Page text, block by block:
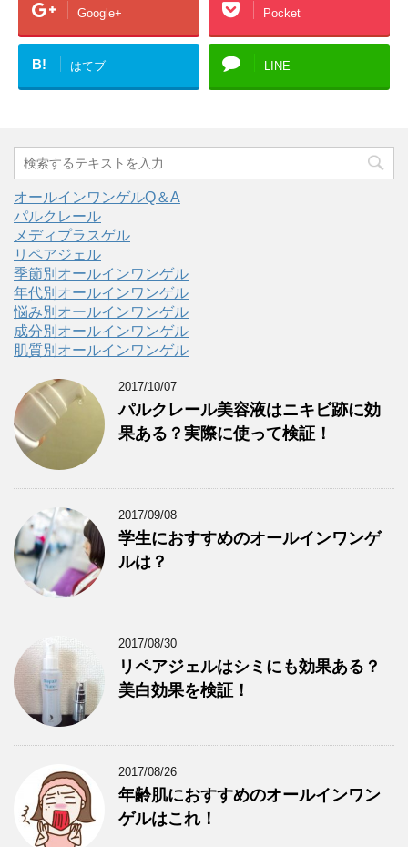
Google+ Pocket
B! はてブ LINE
オールインワンゲルQ＆A
パルクレール
メディプラスゲル
リペアジェル
季節別オールインワンゲル
年代別オールインワンゲル
悩み別オールインワンゲル
成分別オールインワンゲル
肌質別オールインワンゲル
2017/10/07
パルクレール美容液はニキビ跡に効
果ある？実際に使って検証！
2017/09/08
学生におすすめのオールインワンゲ
ルは？
2017/08/30
リペアジェルはシミにも効果ある？
美白効果を検証！
2017/08/26
年齢肌におすすめのオールインワン
ゲルはこれ！